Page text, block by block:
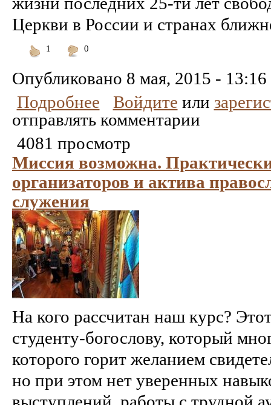
Церкви в России и странах
1
0
Опубликовано 8 мая, 2015 - 13:16
Подробнее
Войдите или
отправлять комментарии
4081 просмотр
Миссия возможна.
организаторов и актива
служения
На кого рассчитан наш курс?
студенту-богослову, который
которого горит желанием
но при этом нет уверенных